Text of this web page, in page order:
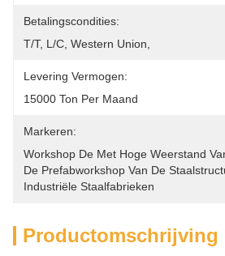
Betalingscondities:
T/T, L/C, Western Union,
Levering Vermogen:
15000 Ton Per Maand
Markeren:
Workshop De Met Hoge Weerstand
De Prefabworkshop Van De
Industriële Staalfabrieken
Productomschrijving